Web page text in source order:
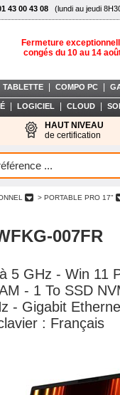
43 00 43 08 (lundi au jeudi
Fermeture
congés du 10 au 14
TABLETTE COMPO PC
LOGICIEL CLOUD
HAUT NIVEAU
de certification
> PORTABLE PRO 17"
007FR
5 GHz - Win 11
- 1 To SSD
- Gigabit
: Français